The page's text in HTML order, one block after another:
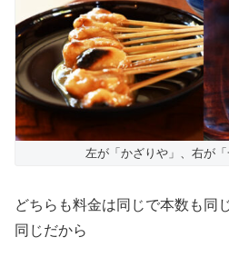
左が「かざりや」、右が
どちらも料金は同じで本数も同
同じだから